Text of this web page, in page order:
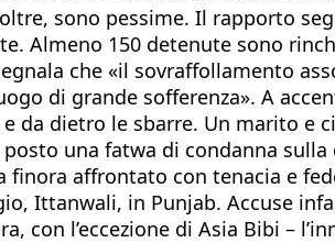
sono pessime. Il rapporto
Almeno 150 detenute sono
che «il sovraffollamento
di grande sofferenza». A
da dietro le sbarre. Un marito
una fatwa di condanna
finora affrontato con tenacia e
Ittanwali, in Punjab. Accuse
con l’eccezione di Asia Bibi –